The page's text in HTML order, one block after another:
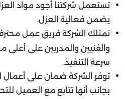
تستعمل شركتنا أجود مواد
يضمن فعالية العزل.
تمتلك الشركة فريق عمل
والفنيين والمدربين على
سرعة التنفيذ.
توفر الشركة ضمان على أعمال
بجانب أنها تتابع مع العميل